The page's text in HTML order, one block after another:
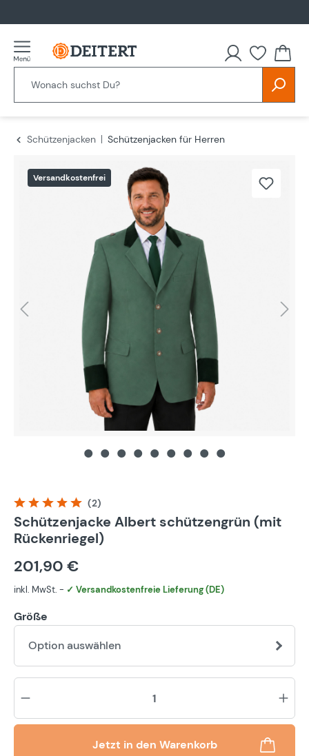
Schützenjacken
Schützenjacken für Herren
Versandkostenfrei
Durchschnittliche Bewertung von 5 von 5 Sternen
(2)
Schützenjacke Albert schützengrün (mit
Rückenriegel)
201,90 €
inkl. MwSt. - ✓ Versandkostenfreie Lieferung (DE)
Größe
Option auswählen
Jetzt in den Warenkorb